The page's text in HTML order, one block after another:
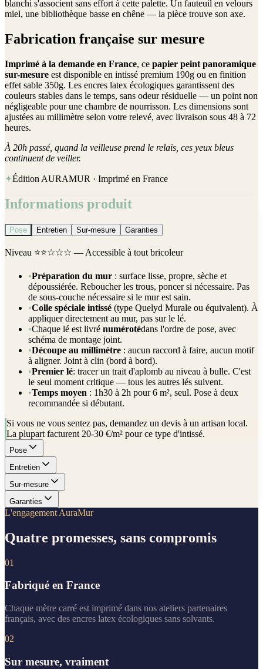
blanchi s'associent sans effort à cette palette. Un fauteuil en velours
miel, une bibliothèque basse en chêne — la pièce trouve son axe.
Fabrication française sur mesure
Imprimé à la demande en France, ce papier peint panoramique
sur-mesure est disponible en intissé premium 190g ou en finition
effet sable 350g. Les encres latex écologiques garantissent des
couleurs stables dans le temps, sans odeur résiduelle — un point non
négligeable pour une chambre de nourrisson. Les dimensions sont
ajustées au millimètre selon votre relevé, avec livraison sous 48 à 72
heures.
À 20h passé, quand la veilleuse prend le relais, ces yeux bleus
continuent de veiller.
✦Édition AURAMUR · Imprimé en France
Informations produit
Pose Entretien Sur-mesure Garanties
Niveau ⭐⭐☆☆☆ — Accessible à tout bricoleur
•Préparation du mur : surface lisse, propre, sèche et
dépoussiérée. Reboucher les trous, poncer si nécessaire. Pas
de sous-couche nécessaire si le mur est sain.
•Colle spéciale intissé (type Quelyd Murale ou équivalent). À
appliquer directement au mur, pas sur le lé.
•Chaque lé est livré numérotédans l'ordre de pose, avec
schéma de montage joint.
•Découpe au millimètre : aucun raccord à faire, aucun motif
à aligner. Joint à clin (bord à bord).
•Premier lé: tracer un trait d'aplomb au niveau à bulle. C'est
le seul moment critique — tous les autres lés suivent.
•Temps moyen : 1h30 à 2h pour 6 m², seul. Pose à deux
recommandée si débutant.
Si vous ne vous sentez pas, demandez un devis à un artisan local.
La plupart facturent 20-30 €/m² pour ce type d'intissé.
Pose
Entretien
Sur-mesure
Garanties
L'engagement AuraMur
Quatre promesses, sans compromis
01
Fabriqué en France
Chaque mètre carré est imprimé dans nos ateliers partenaires
français, avec des encres latex écologiques sans solvants.
02
Sur mesure, vraiment